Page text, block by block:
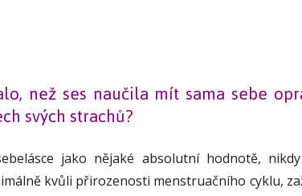
než ses naučila mít sama sebe
svých strachů?
jako nějaké absolutní hodnotě,
kvůli přirozenosti menstruačního cyklu,